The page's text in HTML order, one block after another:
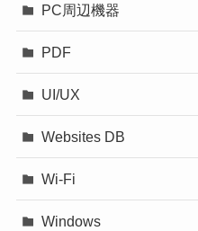
PC周辺機器
PDF
UI/UX
Websites DB
Wi-Fi
Windows